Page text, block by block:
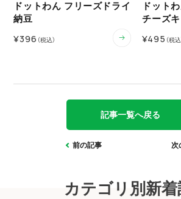
ドットわん フリーズドライ
納豆
¥396 （税込）
ドット
チーズ
¥495 （税込
前の記事
記事一覧へ戻る
次
カテゴリ別新着